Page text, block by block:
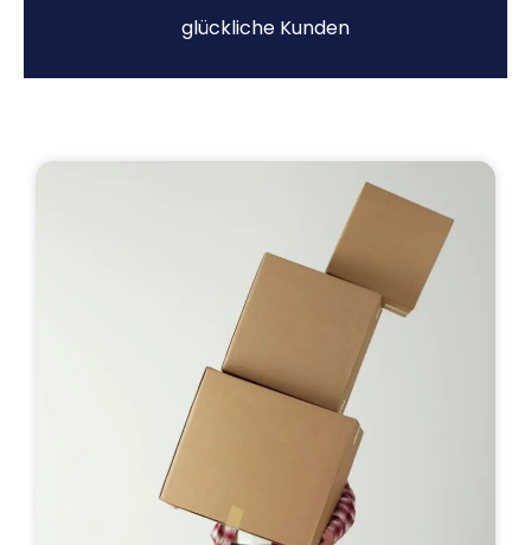
glückliche Kunden